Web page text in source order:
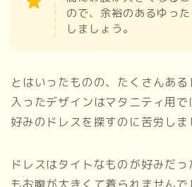
ので、余裕のあるゆっ
しましょう。
とはいったものの、たくさんあ
入ったデザインはマタニティ用で
好みのドレスを探すのに苦労しま
ドレスはタイトなものが好みだ